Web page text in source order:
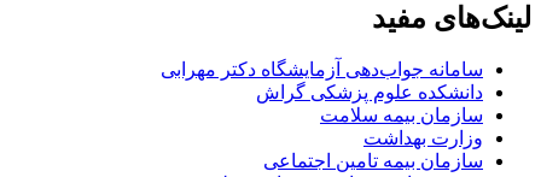
لینک‌های مفید
سامانه جواب‌دهی آزمایشگاه دکتر مهرابی
دانشکده علوم پزشکی گراش
سازمان بیمه سلامت
وزارت بهداشت
سازمان بیمه تامین اجتماعی